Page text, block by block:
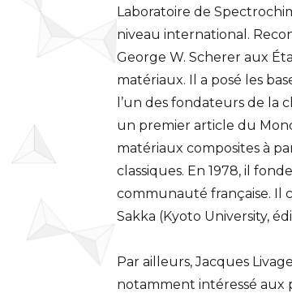
Laboratoire de
niveau international.
George W. Scherer aux
matériaux. Il a posé les
l’un des fondateurs de la
un premier article du
matériaux composites à
classiques. En 1978, il
communauté française. Il
Sakka (Kyoto University,
Par ailleurs, Jacques
notamment intéressé aux